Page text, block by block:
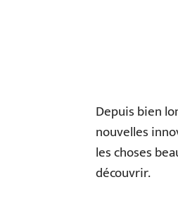
Depuis bien
nouvelles
les choses
découvrir.